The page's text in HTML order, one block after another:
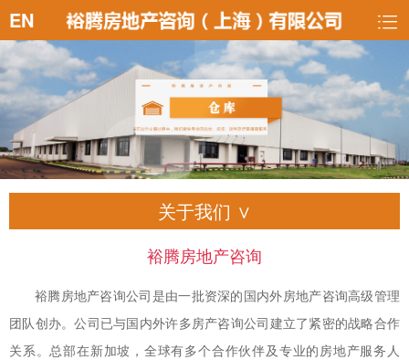
EN
关于我们 ∨
裕腾房地产咨询
裕腾房地产咨询公司是由一批资深的国内外房地产咨询高级管理
团队创办。公司已与国内外许多房产咨询公司建立了紧密的战略合作
关系。总部在新加坡，全球有多个合作伙伴及专业的房地产服务人